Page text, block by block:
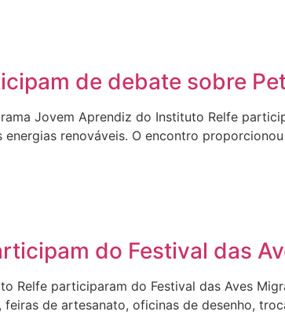
de debate sobre
Jovem Aprendiz do Instituto Relfe
renováveis. O encontro
do Festival das
Relfe participaram do Festival das Aves
de artesanato, oficinas de desenho,